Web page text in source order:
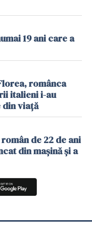
19 ani care a
românca
italieni i-au
viață
de 22 de ani
din mașină și a